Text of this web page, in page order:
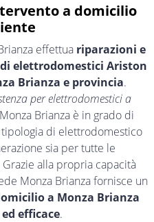
a domicilio
effettua riparazioni e
elettrodomestici Ariston
Brianza e provincia.
per elettrodomestici a
Brianza è in grado di
di elettrodomestico
sia per tutte le
alla propria capacità
Monza Brianza fornisce un
a Monza Brianza
efficace.